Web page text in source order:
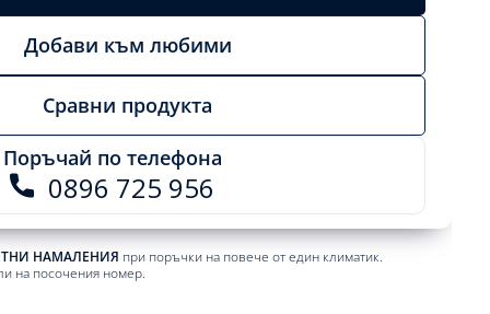
Добави към любими
Сравни продукта
Поръчай по телефона
0896 725 956
НАМАЛЕНИЯ при поръчки на повече от един климатик.
на посочения номер.